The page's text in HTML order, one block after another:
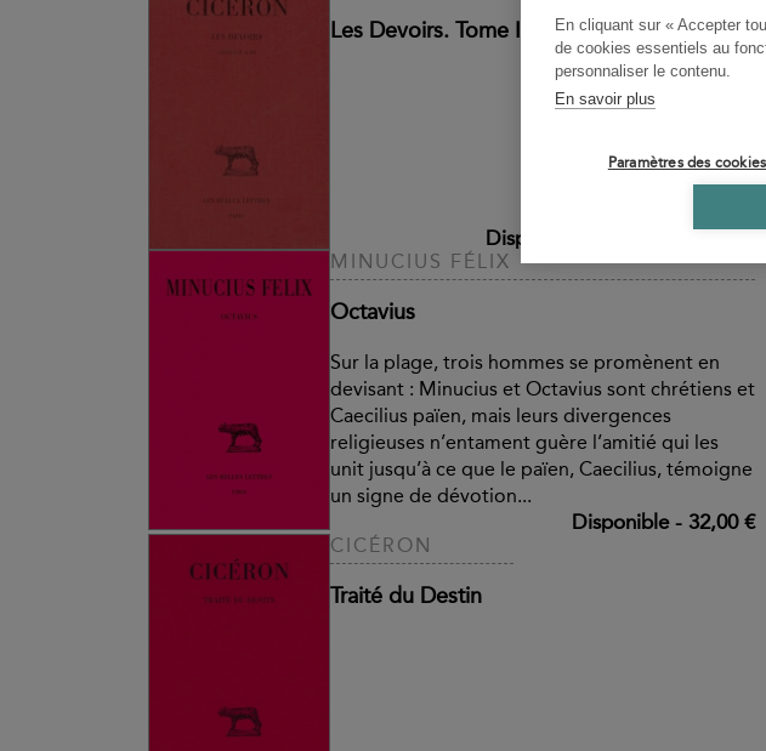
En cliquant sur « Accepter
de cookies essentiels au
personnaliser le contenu.
En savoir plus
Paramètres des cookies
Les Devoirs. Tome II : Livres II et III
Disponible
MINUCIUS FÉLIX
Octavius
Sur la plage, trois hommes se promènent en
devisant : Minucius et Octavius sont chrétiens et
Caecilius païen, mais leurs divergences
religieuses n’entament guère l’amitié qui les
unit jusqu’à ce que le païen, Caecilius, témoigne
un signe de dévotion...
Disponible- 32,00 €
CICÉRON
Traité du Destin